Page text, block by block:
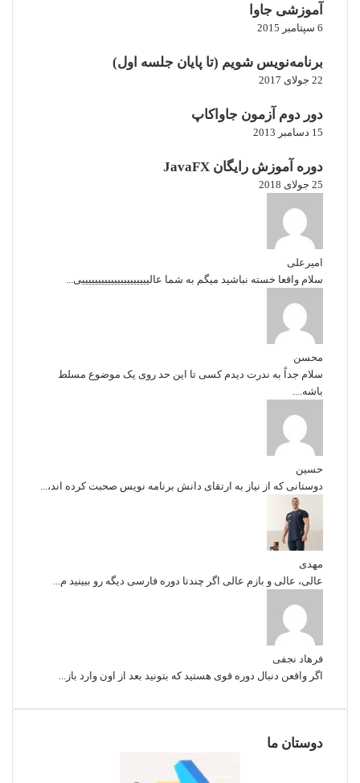
آموزشی جاوا
6 سپتامبر 2015
برنامه‌نویس شویم (تا پایان جلسه اول)
22 جولای 2017
دور دوم آزمون جاواکاپ
15 دسامبر 2013
دوره آموزش رایگان JavaFX
25 جولای 2018
امیرعلی
سلام واقعا خسته نباشید میگم به شما عالیییییییییییییییییییییی...
محسن
سلام جداً به ندرت دیدم کسی تا این حد روی یک موضوع مسلط
باشه....
حسین
دوستانی که از نیاز به ارتقای دانش برنامه نویس صحبت کرده اند،...
مهدی
عالی، عالی و بازم عالی اگر چندتا دوره فارسی دیگه رو ببینید م...
فرهاد نجفی
اگر واقعن دنبال دوره قوی هستید که بتونید بعد از اون وارد باز...
دوستان ما